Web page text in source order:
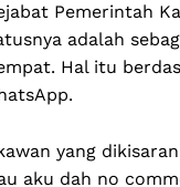
Pemerintah
adalah
Hal itu
yang
aku dah no